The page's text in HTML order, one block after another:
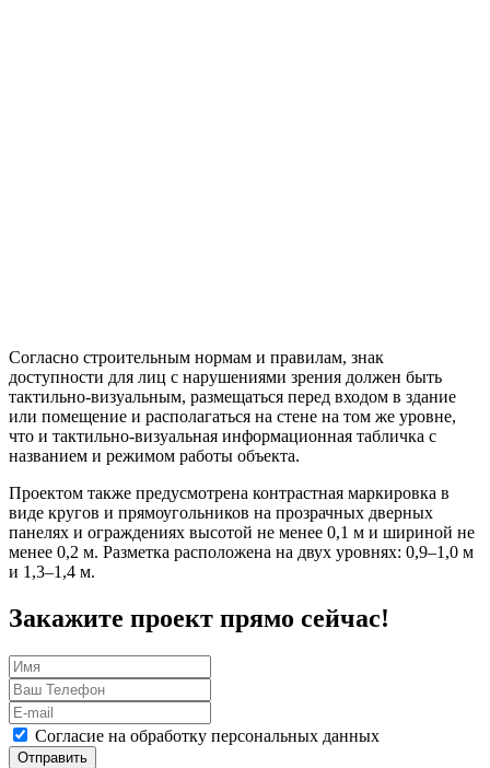
Согласно строительным нормам и правилам, знак
доступности для лиц с нарушениями зрения должен быть
тактильно-визуальным, размещаться перед входом в здание
или помещение и располагаться на стене на том же уровне,
что и тактильно-визуальная информационная табличка с
названием и режимом работы объекта.
Проектом также предусмотрена контрастная маркировка в
виде кругов и прямоугольников на прозрачных дверных
панелях и ограждениях высотой не менее 0,1 м и шириной не
менее 0,2 м. Разметка расположена на двух уровнях: 0,9–1,0 м
и 1,3–1,4 м.
Закажите проект прямо сейчас!
Согласие на обработку персональных данных
Отправить